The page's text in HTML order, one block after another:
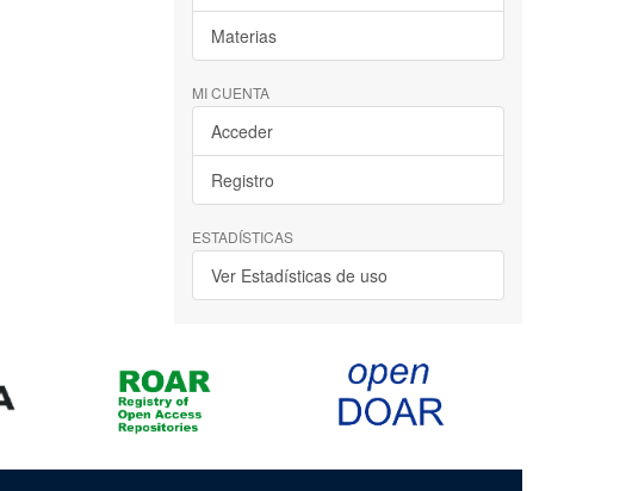
Materias
MI CUENTA
Acceder
Registro
ESTADÍSTICAS
Ver Estadísticas de uso